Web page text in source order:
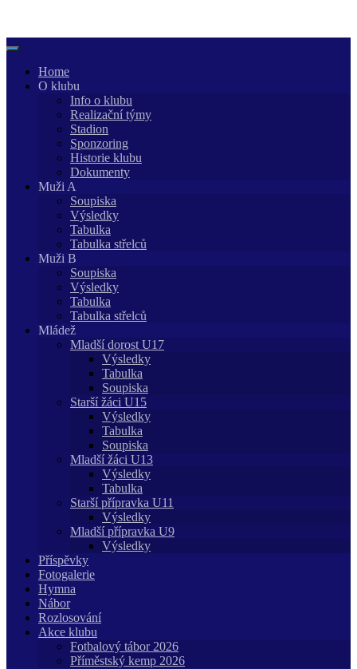
content
Home
O klubu
Info o klubu
Realizační týmy
Stadion
Sponzoring
Historie klubu
Dokumenty
Muži A
Soupiska
Výsledky
Tabulka
Tabulka střelců
Muži B
Soupiska
Výsledky
Tabulka
Tabulka střelců
Mládež
Mladší dorost U17
Výsledky
Tabulka
Soupiska
Starší žáci U15
Výsledky
Tabulka
Soupiska
Mladší žáci U13
Výsledky
Tabulka
Starší přípravka U11
Výsledky
Mladší přípravka U9
Výsledky
Příspěvky
Fotogalerie
Hymna
Nábor
Rozlosování
Akce klubu
Fotbalový tábor 2026
Příměstský kemp 2026